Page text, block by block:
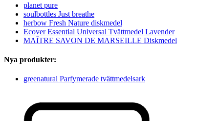
planet pure
soulbottles Just breathe
herbow Fresh Nature diskmedel
Ecover Essential Universal Tvättmedel Lavender
MAÎTRE SAVON DE MARSEILLE Diskmedel
Nya produkter:
greenatural Parfymerade tvättmedelsark